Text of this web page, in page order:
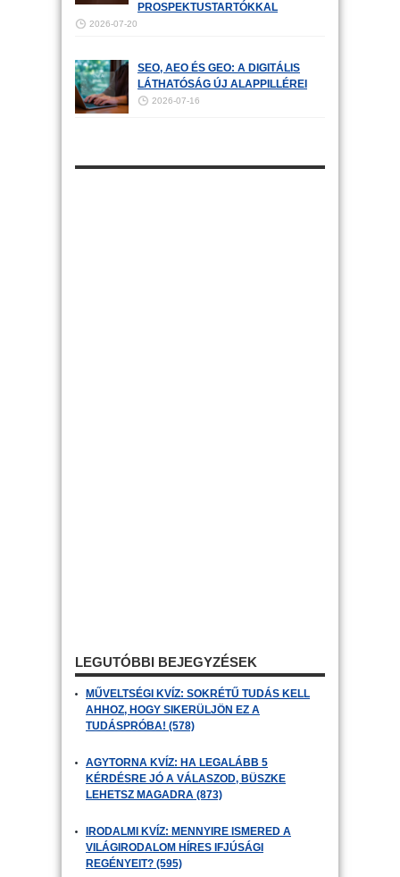
PROSPEKTUSTARTÓKKAL
2026-07-20
SEO, AEO ÉS GEO: A DIGITÁLIS
LÁTHATÓSÁG ÚJ ALAPPILLÉREI
2026-07-16
LEGUTÓBBI BEJEGYZÉSEK
MŰVELTSÉGI KVÍZ: SOKRÉTŰ TUDÁS KELL
AHHOZ, HOGY SIKERÜLJÖN EZ A
TUDÁSPRÓBA! (578)
AGYTORNA KVÍZ: HA LEGALÁBB 5
KÉRDÉSRE JÓ A VÁLASZOD, BÜSZKE
LEHETSZ MAGADRA (873)
IRODALMI KVÍZ: MENNYIRE ISMERED A
VILÁGIRODALOM HÍRES IFJÚSÁGI
REGÉNYEIT? (595)